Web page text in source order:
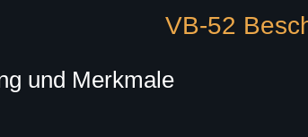
VB-52
und Merkmale